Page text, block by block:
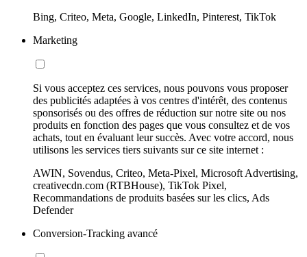
Bing, Criteo, Meta, Google, LinkedIn, Pinterest, TikTok
Marketing
Si vous acceptez ces services, nous pouvons vous proposer
des publicités adaptées à vos centres d'intérêt, des contenus
sponsorisés ou des offres de réduction sur notre site ou nos
produits en fonction des pages que vous consultez et de vos
achats, tout en évaluant leur succès. Avec votre accord, nous
utilisons les services tiers suivants sur ce site internet :
AWIN, Sovendus, Criteo, Meta-Pixel, Microsoft Advertising,
creativecdn.com (RTBHouse), TikTok Pixel,
Recommandations de produits basées sur les clics, Ads
Defender
Conversion-Tracking avancé